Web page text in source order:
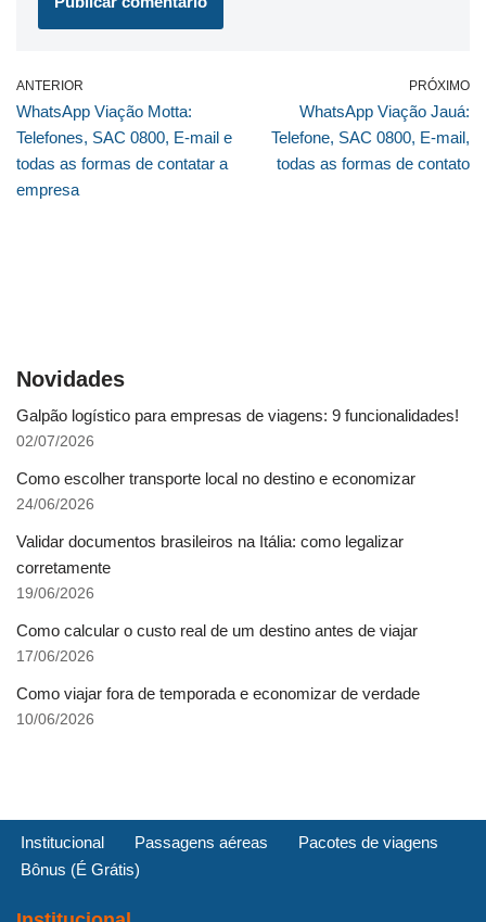
ANTERIOR
WhatsApp Viação Motta:
Telefones, SAC 0800, E-mail e
todas as formas de contatar a
empresa
PRÓXIMO
WhatsApp Viação Jauá:
Telefone, SAC 0800, E-mail,
todas as formas de contato
Novidades
Galpão logístico para empresas de viagens: 9 funcionalidades!
02/07/2026
Como escolher transporte local no destino e economizar
24/06/2026
Validar documentos brasileiros na Itália: como legalizar
corretamente
19/06/2026
Como calcular o custo real de um destino antes de viajar
17/06/2026
Como viajar fora de temporada e economizar de verdade
10/06/2026
Institucional Passagens aéreas
Pacotes de viagens
Bônus (É Grátis)